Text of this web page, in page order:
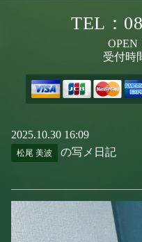
TEL：
OPEN
受付時
2025.10.30 16:09
松尾 美波 の写メ日記